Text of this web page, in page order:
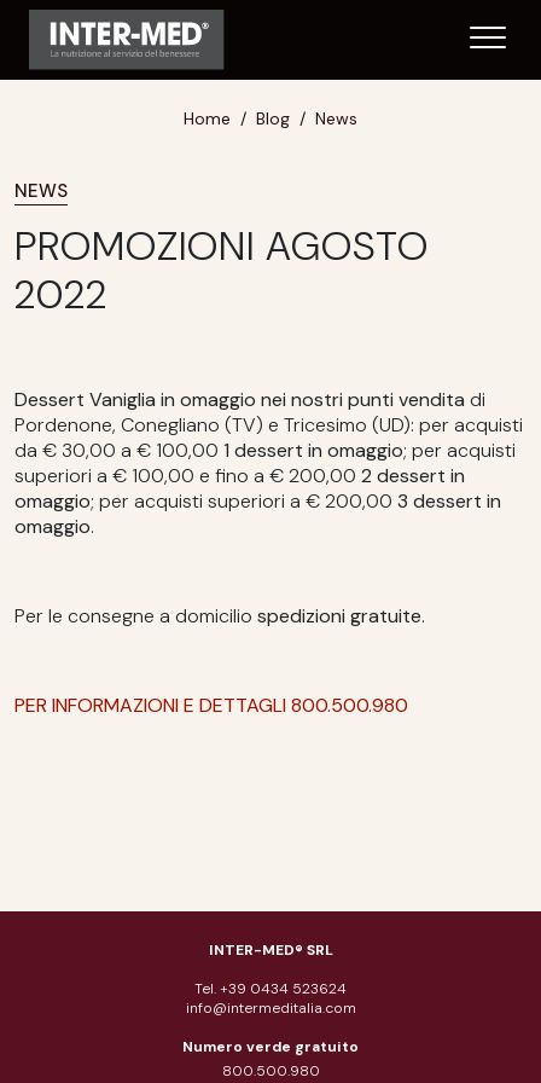
Home Blog News
NEWS
PROMOZIONI AGOSTO
2022
Dessert Vaniglia in omaggio nei nostri punti vendita di
Pordenone, Conegliano (TV) e Tricesimo (UD): per acquisti
da € 30,00 a € 100,00 1 dessert in omaggio; per acquisti
superiori a € 100,00 e fino a € 200,00 2 dessert in
omaggio; per acquisti superiori a € 200,00 3 dessert in
omaggio.
Per le consegne a domicilio spedizioni gratuite.
PER INFORMAZIONI E DETTAGLI 800.500.980
INTER-MED® SRL
Tel. +39 0434 523624
info@intermeditalia.com
Numero verde gratuito
800.500.980